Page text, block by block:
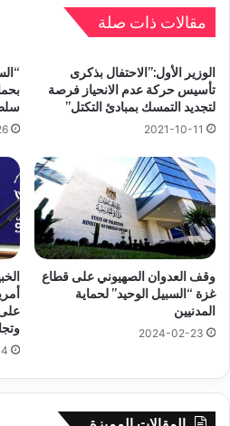
مقالات ذات صلة
الوزير الأول:”الاحتفال بذكرى
تأسيس حركة عدم الانحياز فرصة
لتجديد التمسك بمبادئ التكتل”
2021-10-11
وقف العدوان الصهيوني على قطاع
غزة “السبيل الوحيد” لحماية
المدنيين
2024-02-23